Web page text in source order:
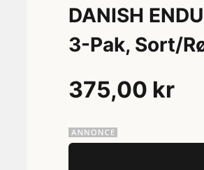
DANISH
3-Pak, Sort/
375,00 kr